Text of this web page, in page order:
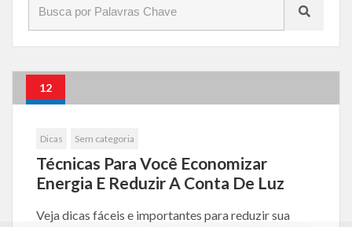
12
Dicas Sem categoria
Técnicas Para Você Economizar
Energia E Reduzir A Conta De Luz
Veja dicas fáceis e importantes para reduzir sua